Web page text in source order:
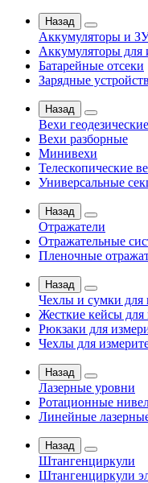
Назад
Аккумуляторы и
Аккумуляторы для
Батарейные отсеки
Зарядные
Назад
Вехи геодезические
Вехи разборные
Минивехи
Телескопические
Универсальные
Назад
Отражатели
Отражательные
Пленочные
Назад
Чехлы и сумки для
Жесткие кейсы
Рюкзаки для
Чехлы для
Назад
Лазерные уровни
Ротационные
Линейные
Назад
Штангенциркули
Штангенциркули